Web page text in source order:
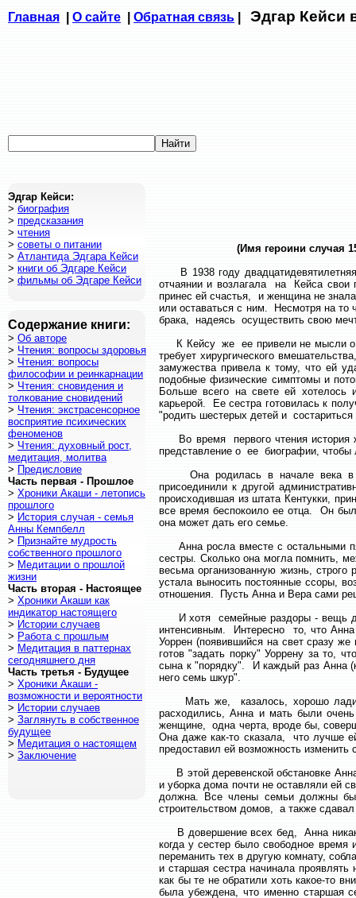
(Имя героини случая
В 1938 году
отчаянии и возлагала на Кейса свои
принес ей счастья, и женщина не
или оставаться с ним. Несмотря на
брака, надеясь осуществить свою
К Кейсу же ее привели не мысли о
требует хирургического
замужества привела к тому, что ей
подобные физические симптомы и
Больше всего на свете ей хотелось
карьерой. Ее сестра готовилась к
"родить шестерых детей и
Во время первого чтения история
представление о ее биографии, чтобы
Она родилась в начале века в
присоединили к другой
происходившая из штата Кентукки,
все время беспокоило ее отца. Он
она может дать его семье.
Анна росла вместе с остальными
сестры. Сколько она могла помнить,
весьма организованную жизнь,
устала выносить постоянные ссоры,
отношения. Пусть Анна и Вера сами
И хотя семейные раздоры - вещь
интенсивным. Интересно то, что
Уоррен (появившийся на свет сразу
готов "задать порку" Уоррену за то,
сына к "порядку". И каждый раз Анна
него семь шкур".
Мать же, казалось, хорошо
расходились, Анна и мать были
женщине, одна черта, вроде бы,
Она даже как-то сказала, что лучше
предоставил ей возможность изменить
В этой деревенской обстановке
и уборка дома почти не оставляли ей
должна. Все члены семьи должны
строительством домов, а также
В довершение всех бед, Анна никак
когда у сестер было свободное
переманить тех в другую комнату,
и старшая сестра начинала
как бы те не обратили хоть какое-то
была убеждена, что именно старшая
Содержание книги:
> Об авторе
> Чтения: вопросы здоровья
> Чтения: вопросы
философии и реинкарнации
> Чтения: сновидения и
толкование сновидений
> Чтения: экстрасенсорное
восприятие психических
феноменов
> Чтения: духовный рост,
медитация, молитва
> Предисловие
Часть первая - Прошлое
> Хроники Акаши - летопись
прошлого
> История случая - семья
Анны Кемпбелл
> Признайте мудрость
собственного прошлого
> Медитации о прошлой
жизни
Часть вторая - Настоящее
> Хроники Акаши как
индикатор настоящего
> Истории случаев
> Работа с прошлым
> Медитация в паттернах
сегодняшнего дня
Часть третья - Будущее
> Хроники Акаши -
возможности и вероятности
> Истории случаев
> Заглянуть в собственное
будущее
> Медитация о настоящем
> Заключение
Эдгар Кейси:
> биография
> предсказания
> чтения
> советы о питании
> Атлантида Эдгара Кейси
> книги об Эдгаре Кейси
> фильмы об Эдгаре Кейси
Главная О сайте Обратная связь Эдгар Кейси